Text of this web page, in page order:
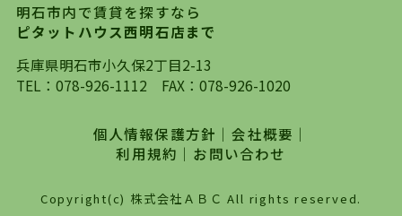
自身でインターネットを利用し、理想のお部屋を
探していただき、選択していただいた物件情報に
対して、専門知識を持ったスタッフがサポートさ
せていただくスタイルを心がけております。私た
は、一度だけでは終わらない、お客様との末長い
お付き合いです。初めての一人暮らしから、就
職・ご結婚・売買物件の購入、などなど一生涯に
わたる、良きアドバイザーとして、地域に密着し
た営業スタイルで様々なお役立ちができればと強
明石市内で賃貸を探すなら
ピタットハウス西明石店まで
兵庫県明石市小久保2丁目2-13
TEL： 078-926-1112 FAX：078-926-1020
個人情報保護方針 ｜会社概要 ｜
利用規約 ｜ お問い合わせ
Copyright(c) 株式会社ＡＢＣ All rights reserved.